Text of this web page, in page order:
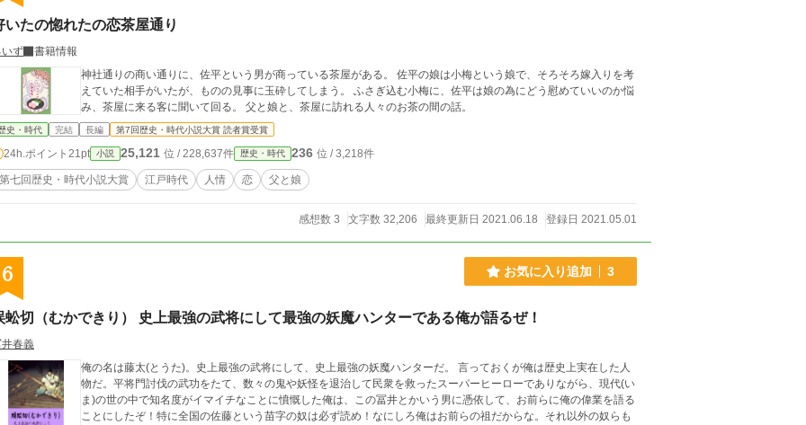
いたの惚れたの恋茶屋通り
ず
書籍情報
神社通りの商い通りに、佐平という男が商っている茶屋がある。 佐平の娘は小梅という娘で、そろそろ嫁入りを考
えていた相手がいたが、ものの見事に玉砕してしまう。 ふさぎ込む小梅に、佐平は娘の為にどう慰めていいのか悩
み、茶屋に来る客に聞いて回る。 父と娘と、茶屋に訪れる人々のお茶の間の話。
史・時代 完結 長編 第7回歴史・時代小説大賞 読者賞受賞
24h.ポイント 21pt 小説 25,121 位 / 228,637件 歴史・時代 236 位 / 3,218件
第七回歴史・時代小説大賞 江戸時代 人情 恋 父と娘
感想数 3 文字数 32,206 最終更新日 2021.06.18 登録日 2021.05.01
6 お気に入り追加 3
蚣切（むかできり） 史上最強の武将にして最強の妖魔ハンターである俺が語るぜ！
春義
俺の名は藤太(とうた)。史上最強の武将にして、史上最強の妖魔ハンターだ。 言っておくが俺は歴史上実在した人
物だ。平将門討伐の武功をたて、数々の鬼や妖怪を退治して民衆を救ったスーパーヒーローでありながら、現代(い
ま)の世の中で知名度がイマイチなことに憤慨した俺は、この冨井とかいう男に憑依して、お前らに俺の偉業を語る
ことにしたぞ！特に全国の佐藤という苗字の奴は必ず読め！なにしろ俺はお前らの祖だからな。それ以外の奴らも